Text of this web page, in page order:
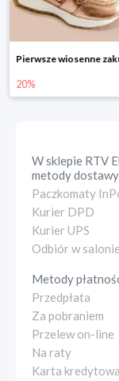
-30% na
30%
W sklepie RTV
metody
Paczkomaty
Kurier DPD
Kurier UPS
Odbiór w salonie
Metody
Przedpłata
Za pobraniem
Przelew on-line
Na raty
Karta